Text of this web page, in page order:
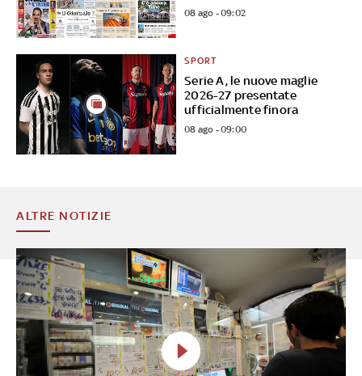
08 ago - 09:02
Serie A, le nuove maglie
2026-27 presentate
ufficialmente finora
SPORT
08 ago - 09:00
ALTRE NOTIZIE